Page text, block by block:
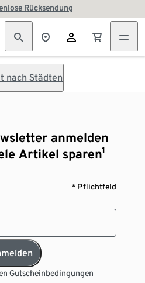
Rücksendung
nach Städten
anmelden
Artikel sparen¹
* Pflichtfeld
Gutscheinbedingungen